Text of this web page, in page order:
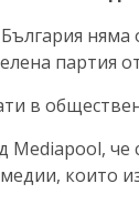
няма
партия
в
че
които